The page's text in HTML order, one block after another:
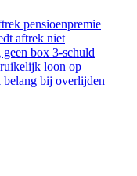
pensioenpremie
aftrek niet
box 3-schuld
loon op
bij overlijden